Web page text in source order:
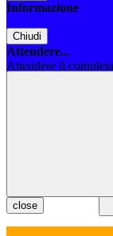
Informazione
Chiudi
Attendere...
Attendere il
close